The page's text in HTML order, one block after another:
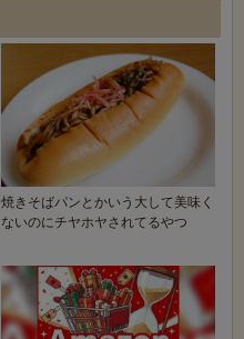
焼きそばパンとかいう大して美味く
ないのにチヤホヤされてるやつ